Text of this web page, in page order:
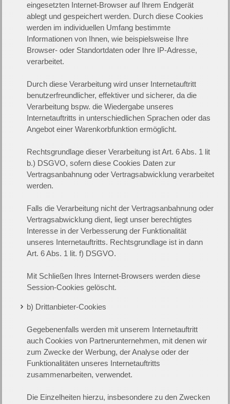
eingesetzten Internet-Browser auf Ihrem Endgerät
ablegt und gespeichert werden. Durch diese Cookies
werden im individuellen Umfang bestimmte
Informationen von Ihnen, wie beispielsweise Ihre
Browser- oder Standortdaten oder Ihre IP-Adresse,
verarbeitet.
Durch diese Verarbeitung wird unser Internetauftritt
benutzerfreundlicher, effektiver und sicherer, da die
Verarbeitung bspw. die Wiedergabe unseres
Internetauftritts in unterschiedlichen Sprachen oder das
Angebot einer Warenkorbfunktion ermöglicht.
Rechtsgrundlage dieser Verarbeitung ist Art. 6 Abs. 1 lit
b.) DSGVO, sofern diese Cookies Daten zur
Vertragsanbahnung oder Vertragsabwicklung verarbeitet
werden.
Falls die Verarbeitung nicht der Vertragsanbahnung oder
Vertragsabwicklung dient, liegt unser berechtigtes
Interesse in der Verbesserung der Funktionalität
unseres Internetauftritts. Rechtsgrundlage ist in dann
Art. 6 Abs. 1 lit. f) DSGVO.
Mit Schließen Ihres Internet-Browsers werden diese
Session-Cookies gelöscht.
b) Drittanbieter-Cookies
Gegebenenfalls werden mit unserem Internetauftritt
auch Cookies von Partnerunternehmen, mit denen wir
zum Zwecke der Werbung, der Analyse oder der
Funktionalitäten unseres Internetauftritts
zusammenarbeiten, verwendet.
Die Einzelheiten hierzu, insbesondere zu den Zwecken